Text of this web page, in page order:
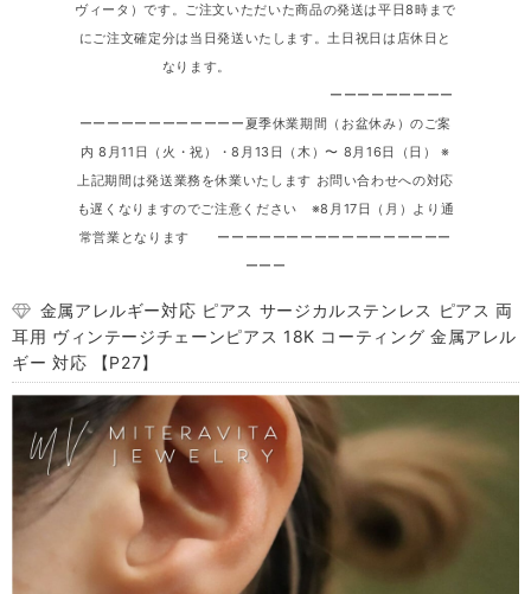
ヴィータ）です。ご注文いただいた商品の発送は平日8時まで
にご注文確定分は当日発送いたします。土日祝日は店休日と
なります。
ーーーーーーーーー
ーーーーーーーーーーーー夏季休業期間（お盆休み）のご案
内 8月11日（火・祝）・8月13日（木）〜 8月16日（日） ※
上記期間は発送業務を休業いたします お問い合わせへの対応
も遅くなりますのでご注意ください ※8月17日（月）より通
常営業となります ーーーーーーーーーーーーーーーーー
ーーー
金属アレルギー対応 ピアス サージカルステンレス ピアス 両
耳用 ヴィンテージチェーンピアス 18K コーティング 金属アレル
ギー 対応 【P27】